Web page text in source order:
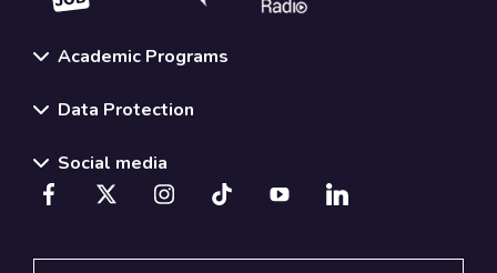
Academic Programs
Data Protection
Social media